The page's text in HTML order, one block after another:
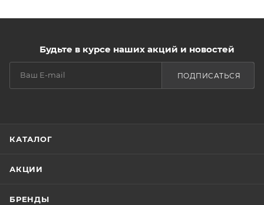
Будьте в курсе наших акций и новостей
ПОДПИСАТЬСЯ
КАТАЛОГ
АКЦИИ
БРЕНДЫ